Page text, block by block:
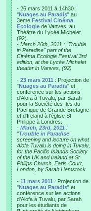
- 26 mars 2011 à 14h30 :
"Nuages au Paradis" au
3eme Festival Cinéma
Ecologie de Vanves, au
Théâtre du Lycée Michelet
(92)
- March 26th, 2011 : "Trouble
in Paradise" part of the
Cinéma Ecologie Festival 3rd
edition, at the Lycée Michelet
theater in Vanves, (92)
- 23 mars 2011 : Projection de
"Nuages au Paradis" et
conférence sur les actions
d'Alofa à Tuvalu, par Sarah
pour la Société des Iles du
Pacifique de Grande Bretagne
et d'Ireland à l'église St
Philippe à Londres.
- March, 23rd, 2011 :
"Trouble in Paradise"
screening and lecture on what
Alofa Tuvalu is doing in Tuvalu,
for the Pacific Islands Society
of the UK and Ireland at St
Philips Church, Earls Court,
London, by Sarah Hemstock
- 11 mars 2011 : Projection de
"Nuages au Paradis" et
conférence sur les actions
d'Alofa à Tuvalu, par Sarah
pour les étudiants de